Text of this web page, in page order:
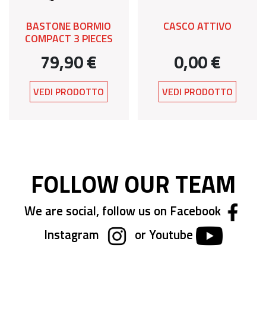
BASTONE BORMIO
COMPACT 3 PIECES
79,90 €
VEDI PRODOTTO
CASCO ATTIVO
0,00 €
VEDI PRODOTTO
FOLLOW OUR TEAM
We are social, follow us on Facebook
Instagram
or Youtube